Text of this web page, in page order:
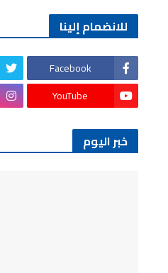
للانضمام إلينا
Facebook
YouTube
خبر اليوم